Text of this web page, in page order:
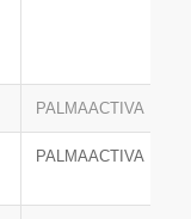
PALMAACTIVA
PALMAACTIVA